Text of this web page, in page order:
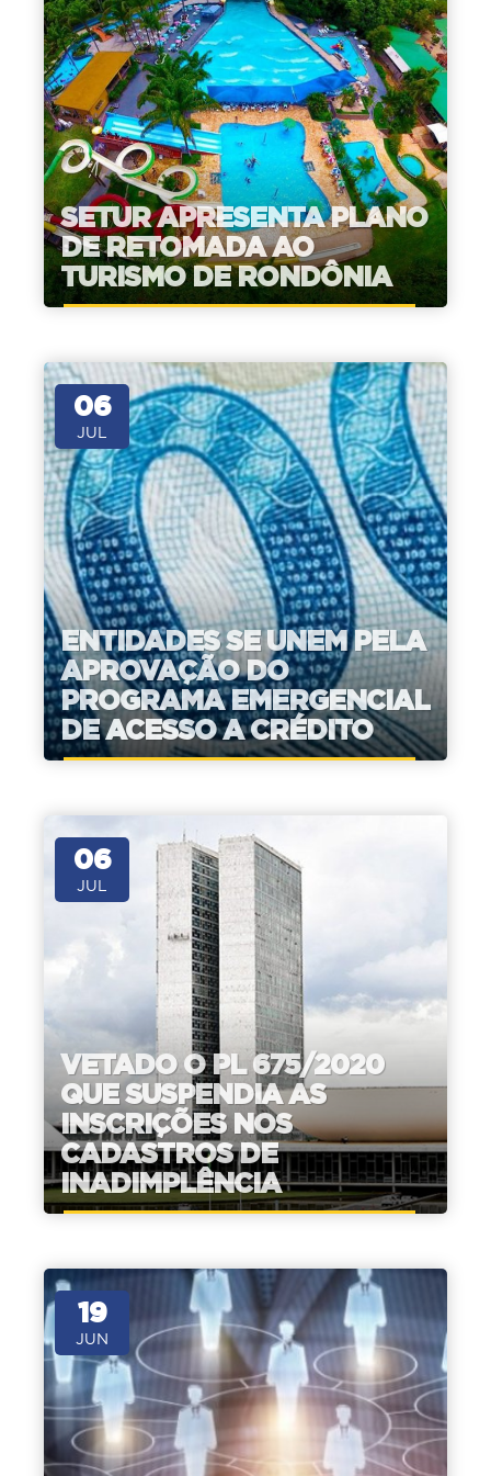
SETUR APRESENTA PLANO
DE RETOMADA AO
TURISMO DE RONDÔNIA
06
JUL
ENTIDADES SE UNEM PELA
APROVAÇÃO DO
PROGRAMA EMERGENCIAL
DE ACESSO A CRÉDITO
06
JUL
VETADO O PL 675/2020
QUE SUSPENDIA AS
INSCRIÇÕES NOS
CADASTROS DE
INADIMPLÊNCIA
19
JUN